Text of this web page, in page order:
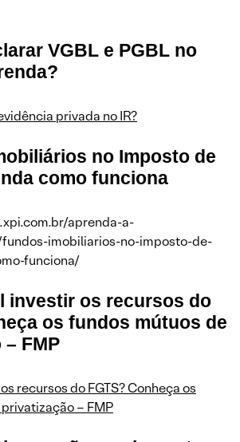
VGBL e PGBL no
privada no IR?
no Imposto de
como funciona
aprenda-a-
imobiliarios-no-imposto-de-
funciona/
investir os recursos do
os fundos mútuos de
FMP
recursos do FGTS? Conheça os
– FMP